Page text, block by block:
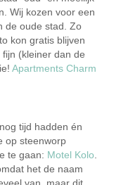
Wij kozen voor een
de oude stad. Zo
kon gratis blijven
(kleiner dan de
Apartments Charm
tijd hadden én
op steenworp
te gaan: Motel Kolo
het de naam
van, maar dit